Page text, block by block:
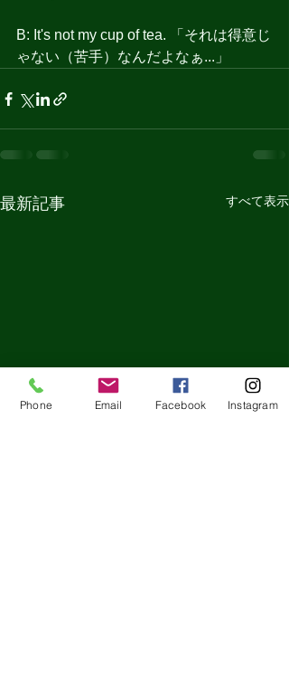
B: It's not my cup of tea. 「それは得意じ
ゃない（苦手）なんだよなぁ...」
最新記事 すべて表示
Phone Email Facebook Instagram